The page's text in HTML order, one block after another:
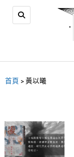
首頁 >黃以曦